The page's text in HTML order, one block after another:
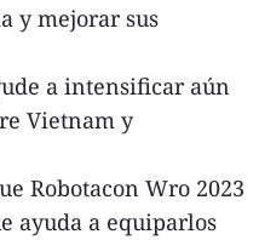
y mejorar sus
a intensificar aún
Vietnam y
Robotacon Wro 2023
ayuda a equiparlos